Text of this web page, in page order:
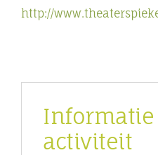
http://
Informatie
activiteit